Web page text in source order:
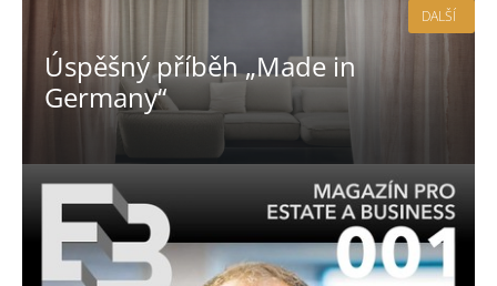
Úspěšný příběh „Made in
Germany“
DALŠÍ